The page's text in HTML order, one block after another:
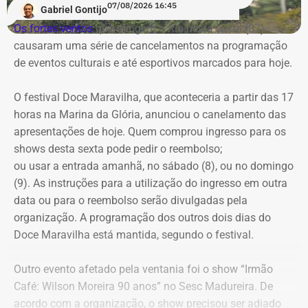
não disputar cargos federais. De acordo com o político,
ele não quis tentar uma vaga de deputado federal porque
não queria disputar votos com parlamentares que
ajudaram o governo de seu filho em Paracambi.
“A estratégia é de soma, não de competição”, disse.
Gabriel Gontijo07/08/2026 16:45
Os fortes ventosque atingem o Rio nesta sexta (07)
causaram uma série de cancelamentos na programação
de eventos culturais e até esportivos marcados para hoje.
O festival Doce Maravilha, que aconteceria a partir das 17
horas na Marina da Glória, anunciou o canelamento das
apresentações de hoje. Quem comprou ingresso para os
shows desta sexta pode pedir o reembolso;
ou usar a entrada amanhã, no sábado (8), ou no domingo
(9). As instruções para a utilização do ingresso em outra
data ou para o reembolso serão divulgadas pela
organização. A programação dos outros dois dias do
Doce Maravilha está mantida, segundo o festival.
Outro evento afetado pela ventania foi o show “Irmão
Café: Wilson Moreira 90 anos” no Sesc Madureira. De
acordo com a organização, o show precisou ser adiado